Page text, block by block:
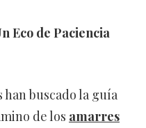
Eco de Paciencia
buscado la guía
de los amarres